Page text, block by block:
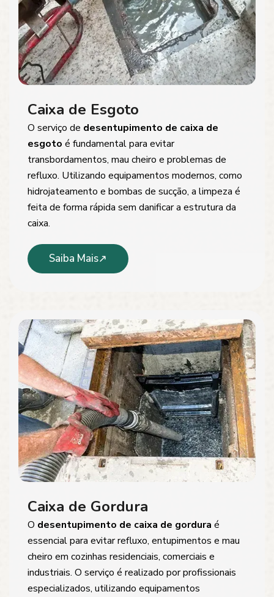
Caixa de Esgoto
O serviço de desentupimento de caixa de
esgoto é fundamental para evitar
transbordamentos, mau cheiro e problemas de
refluxo. Utilizando equipamentos modernos, como
hidrojateamento e bombas de sucção, a limpeza é
feita de forma rápida sem danificar a estrutura da
caixa.
Saiba Mais
Caixa de Gordura
O desentupimento de caixa de gordura é
essencial para evitar refluxo, entupimentos e mau
cheiro em cozinhas residenciais, comerciais e
industriais. O serviço é realizado por profissionais
especializados, utilizando equipamentos